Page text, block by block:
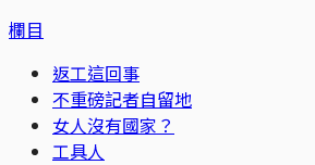
欄目
返工這回事
不重磅記者自留地
女人沒有國家？
工具人